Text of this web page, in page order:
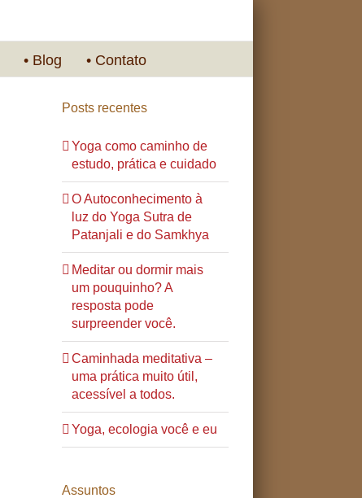
• Blog • Contato
Posts recentes
Yoga como caminho de
estudo, prática e cuidado
O Autoconhecimento à
luz do Yoga Sutra de
Patanjali e do Samkhya
Meditar ou dormir mais
um pouquinho? A
resposta pode
surpreender você.
Caminhada meditativa –
uma prática muito útil,
acessível a todos.
Yoga, ecologia você e eu
Assuntos